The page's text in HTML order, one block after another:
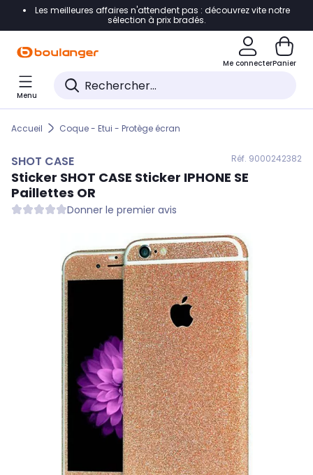
Accéder directement à la navigation
Accéder directement au pied de page
Accéder directement au chatbot
Les meilleures affaires n'attendent pas : découvrez vite notre
sélection à prix bradés.
Me connecterPanier
Menu
Accueil Coque - Etui - Protège écran
SHOT CASE Réf. 9000242382
Sticker SHOT CASE Sticker IPHONE SE
Paillettes OR
Donner le premier avis